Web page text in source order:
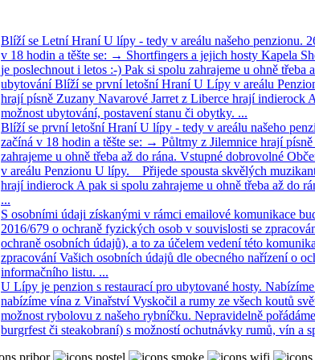
Blíží se Letní Hraní U lípy - tedy v areálu našeho penzionu.
v 18 hodin a těšte se: → Shortfingers a jejich hosty Kapela
je poslechnout i letos :-) Pak si spolu zahrajeme u ohně
ubytování Blíží se první letošní Hraní U Lípy v areálu
hrají písně Zuzany Navarové Jarret z Liberce hrají indierock
možnost ubytování, postavení stanu či obytky. ...
Blíží se první letošní Hraní U lípy - tedy v areálu našeho
začíná v 18 hodin a těšte se: → Půltmy z Jilemnice hrají
zahrajeme u ohně třeba až do rána. Vstupné dobrovolné
v areálu Penzionu U lípy. Přijede spousta skvělých
hrají indierock A pak si spolu zahrajeme u ohně třeba až do
...
S osobními údaji získanými v rámci emailové komunikace
2016/679 o ochraně fyzických osob v souvislosti se
ochraně osobních údajů), a to za účelem vedení této
zpracování Vašich osobních údajů dle obecného nařízení o
informačního listu. ...
U Lípy je penzion s restaurací pro ubytované hosty.
nabízíme vína z Vinařství Vyskočil a rumy ze všech koutů
možnost rybolovu z našeho rybníčku. Nepravidelně
burgrfest či steakobraní) s možností ochutnávky rumů, vín a